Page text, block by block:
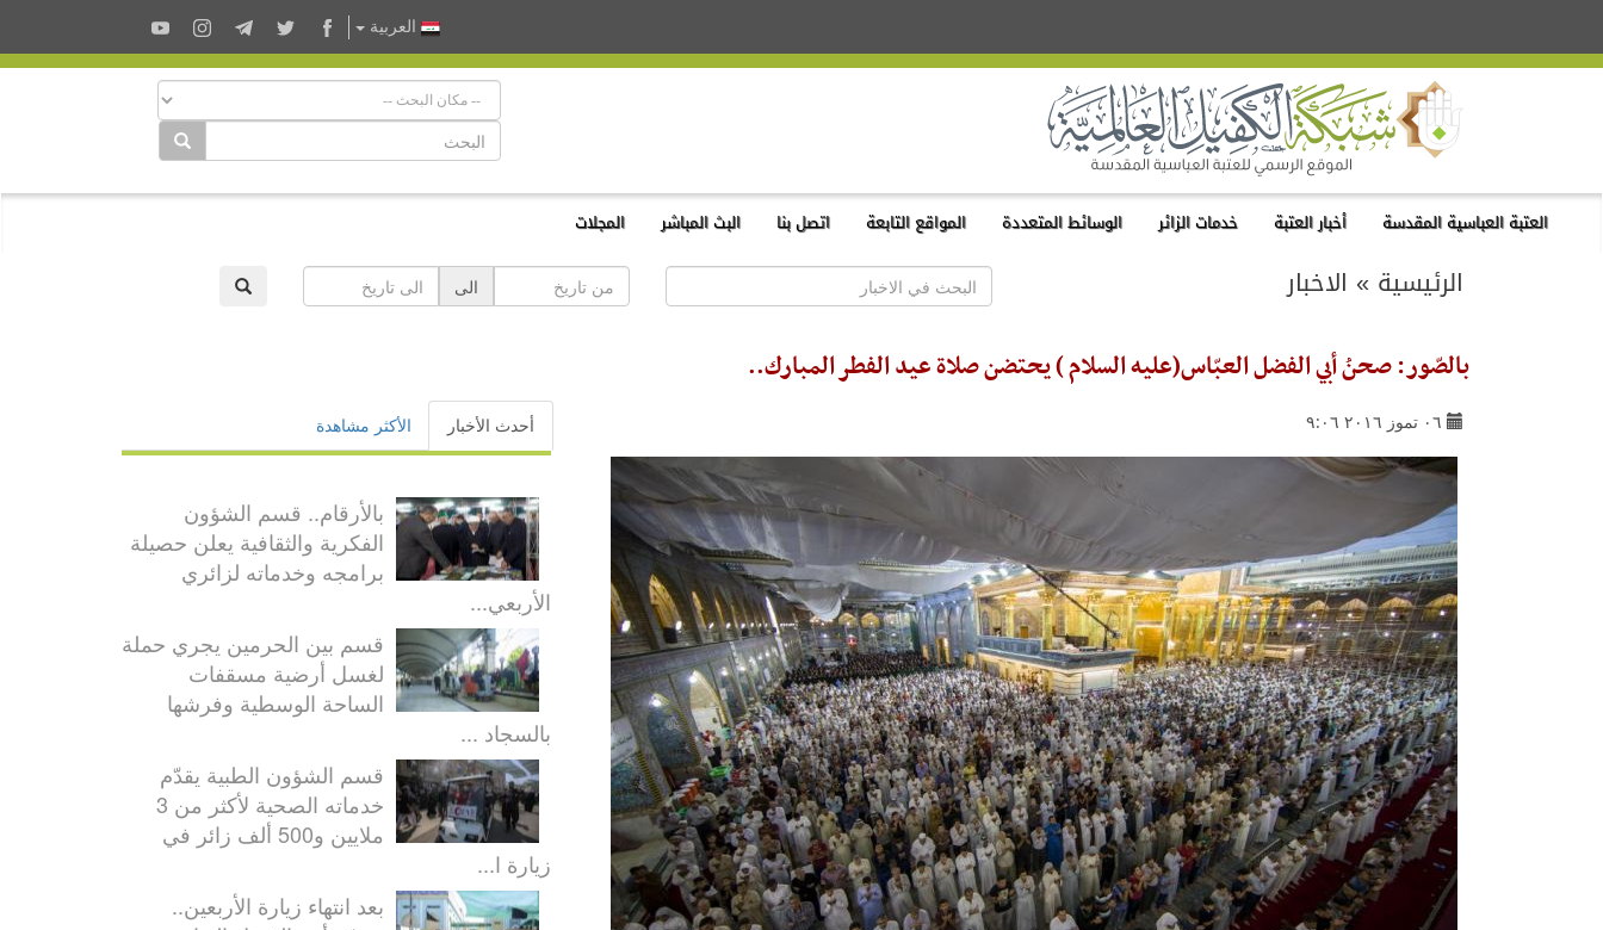
العربية
العتبة العباسية المقدسة أخبار العتبة خدمات الزائر الوسائط المتعددة المواقع التابعة اتصل بنا البث المباشر المجلات
الرئيسية » الاخبار الى
بالصّور: صحنُ أبي الفضل العبّاس(عليه السلام ) يحتضن صلاة عيد الفطر المبارك..
٠٦ تموز ٢٠١٦ ٩:٠٦ أحدث الأخبار الأكثر مشاهدة
بالأرقام.. قسم الشؤون
الفكرية والثقافية يعلن حصيلة
برامجه وخدماته لزائري
الأربعي...
قسم بين الحرمين يجري حملة
لغسل أرضية مسقفات
الساحة الوسطية وفرشها
بالسجاد ...
قسم الشؤون الطبية يقدّم
خدماته الصحية لأكثر من 3
ملايين و500 ألف زائر في
زيارة ا...
بعد انتهاء زيارة الأربعين..